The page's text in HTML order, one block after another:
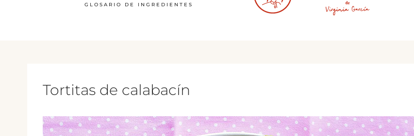
GLOSARIO DE INGREDIENTES
Tortitas de calabacín